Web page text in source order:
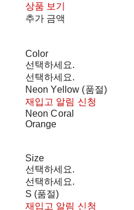
상품 보기
추가 금액
Color
선택하세요.
선택하세요.
Neon Yellow (품절)
재입고 알림 신청
Neon Coral
Orange
Size
선택하세요.
선택하세요.
S (품절)
재입고 알림 신청